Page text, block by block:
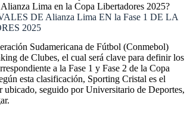
Lima en la Copa Libertadores 2025?
DE Alianza Lima EN la Fase 1 DE LA
2025
Sudamericana de Fútbol (Conmebol)
de Clubes, el cual será clave para definir los
a la Fase 1 y Fase 2 de la Copa
esta clasificación, Sporting Cristal es el
ubicado, seguido por Universitario de Deportes,